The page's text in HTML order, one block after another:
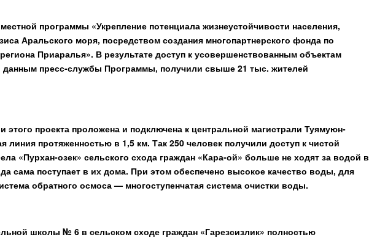
программы «Укрепление потенциала жизнеустойчивости населения,
Аральского моря, посредством создания многопартнерского фонда по
Приаралья». В результате доступ к усовершенствованным объектам
данным пресс-службы Программы, получили свыше 21 тыс. жителей
этого проекта проложена и подключена к центральной магистрали Туямуюн-
линия протяженностью в 1,5 км. Так 250 человек получили доступ к чистой
«Пурхан-озек» сельского схода граждан «Кара-ой» больше не ходят за водой в
сама поступает в их дома. При этом обеспечено высокое качество воды, для
обратного осмоса — многоступенчатая система очистки воды.
школы № 6 в сельском сходе граждан «Гарезсизлик» полностью